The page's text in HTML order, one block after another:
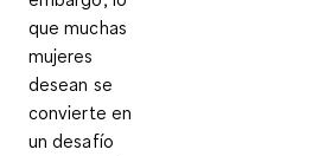
que muchas
mujeres
desean se
convierte en
un desafío